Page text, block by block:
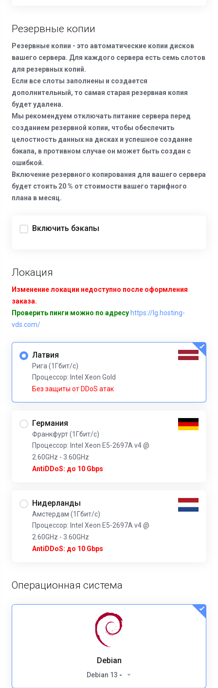
Резервные копии
Резервные копии - это автоматические копии дисков
вашего сервера. Для каждого сервера есть семь слотов
для резервных копий.
Если все слоты заполнены и создается
дополнительный, то самая старая резервная копия
будет удалена.
Мы рекомендуем отключать питание сервера перед
созданием резервной копии, чтобы обеспечить
целостность данных на дисках и успешное создание
бэкапа, в противном случае он может быть создан с
ошибкой.
Включение резервного копирования для вашего сервера
будет стоить 20 % от стоимости вашего тарифного
плана в месяц.
Включить бэкапы
Локация
Изменение локации недоступно после оформления
заказа.
Проверить пинги можно по адресу https://lg.hosting-
vds.com/
Латвия
Рига (1Гбит/с)
Процессор: Intel Xeon Gold
Без защиты от DDoS атак
Германия
Франкфурт (1Гбит/с)
Процессор: Intel Xeon E5-2697A v4 @
2.60GHz - 3.60GHz
AntiDDoS: до 10 Gbps
Нидерланды
Амстердам (1Гбит/с)
Процессор: Intel Xeon E5-2697A v4 @
2.60GHz - 3.60GHz
AntiDDoS: до 10 Gbps
Операционная система
Debian
Debian 13 -